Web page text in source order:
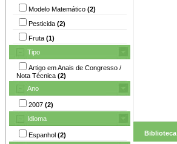
Modelo Matemático (2)
Pesticida (2)
Fruta (1)
Tipo
Artigo em Anais de Congresso /
Nota Técnica (2)
Ano
2007 (2)
Idioma
Espanhol (2)
Biblioteca